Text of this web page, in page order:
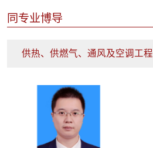
同专业博导
供热、供燃气、通风及空调工程